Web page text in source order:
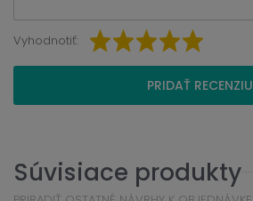
Vyhodnotiť:
PRIDAŤ RECENZIU
Súvisiace produkty